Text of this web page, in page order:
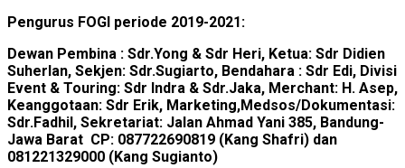
Pengurus FOGI periode 2019-2021:
Dewan Pembina : Sdr.Yong & Sdr Heri, Ketua: Sdr Didien
Suherlan, Sekjen: Sdr.Sugiarto, Bendahara : Sdr Edi, Divisi
Event & Touring: Sdr Indra & Sdr.Jaka, Merchant: H. Asep,
Keanggotaan: Sdr Erik, Marketing,Medsos/Dokumentasi:
Sdr.Fadhil, Sekretariat: Jalan Ahmad Yani 385, Bandung-
Jawa Barat CP: 087722690819 (Kang Shafri) dan
081221329000 (Kang Sugianto)